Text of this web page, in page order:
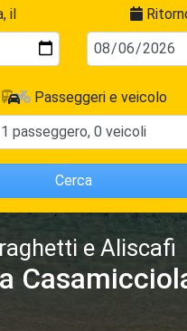
e Aliscafi
il
Passeggeri e veicolo
1 passeggero, 0 veicoli
Cerca